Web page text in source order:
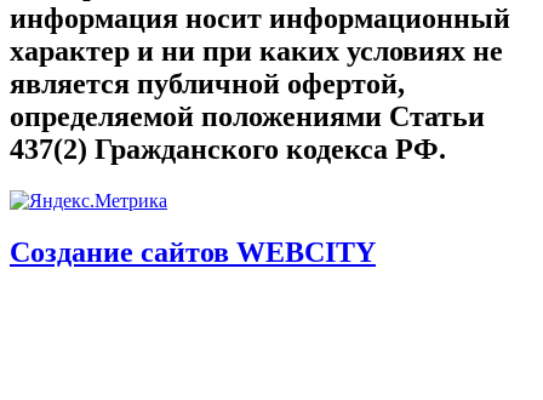
информация носит информационный
характер и ни при каких условиях не
является публичной офертой,
определяемой положениями Статьи
437(2) Гражданского кодекса РФ.
Создание сайтов WEBCITY